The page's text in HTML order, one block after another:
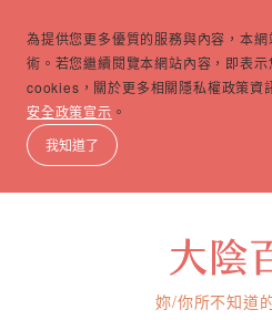
為提供您更多優質的服務與內容，本
術。若您繼續閱覽本網站內容，即表示
cookies，關於更多相關隱私權政策資
安全政策宣示 。
我知道了
妳/你所不知道